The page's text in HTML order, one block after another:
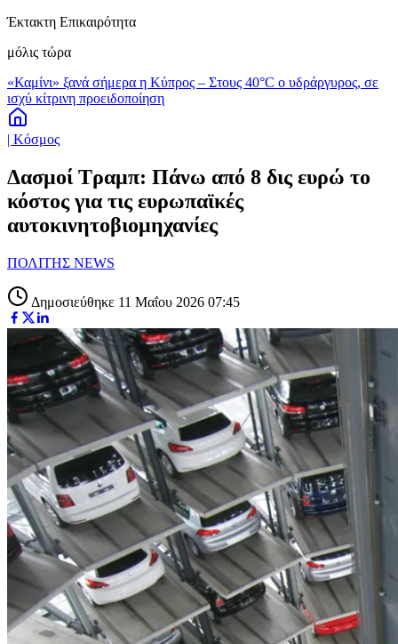
Έκτακτη Επικαιρότητα
μόλις τώρα
«Καμίνι» ξανά σήμερα η Κύπρος – Στους 40°C ο υδράργυρος, σε
ισχύ κίτρινη προειδοποίηση
| Κόσμος
Δασμοί Τραμπ: Πάνω από 8 δις ευρώ το
κόστος για τις ευρωπαϊκές
αυτοκινητοβιομηχανίες
ΠΟΛΙΤΗΣ NEWS
Δημοσιεύθηκε 11 Μαΐου 2026 07:45